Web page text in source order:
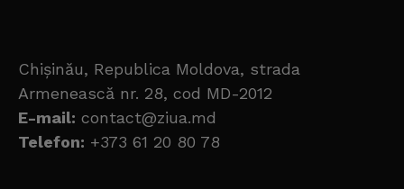
Chișinău, Republica Moldova, strada
Armenească nr. 28, cod MD-2012
E-mail: contact@ziua.md
Telefon: +373 61 20 80 78